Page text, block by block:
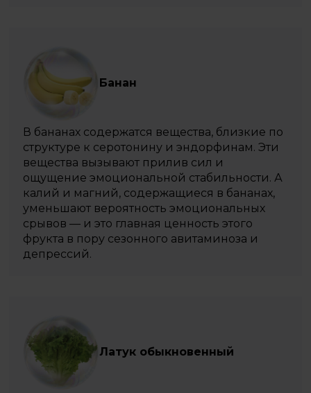
Банан
В бананах содержатся вещества, близкие по
структуре к серотонину и эндорфинам. Эти
вещества вызывают прилив сил и
ощущение эмоциональной стабильности. А
калий и магний, содержащиеся в бананах,
уменьшают вероятность эмоциональных
срывов — и это главная ценность этого
фрукта в пору сезонного авитаминоза и
депрессий.
Латук обыкновенный